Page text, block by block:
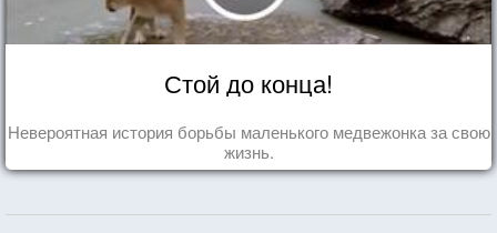
Стой до конца!
Невероятная история борьбы маленького медвежонка за свою
жизнь.